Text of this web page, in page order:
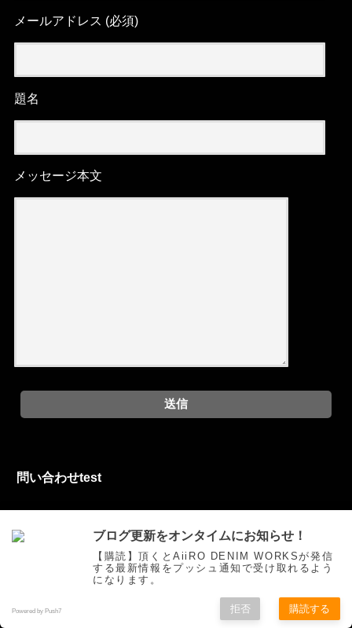
メールアドレス (必須)
題名
メッセージ本文
問い合わせtest
お問い合わせ
ブログ更新をオンタイムにお知らせ！
【購読】頂くとAiiRO DENIM WORKSが発信
する最新情報をプッシュ通知で受け取れるよう
になります。
Powered by Push7 拒否 購読する